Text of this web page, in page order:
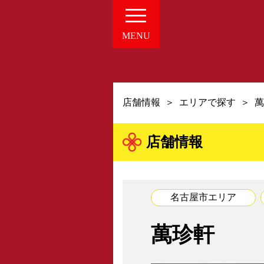
MENU
組合概要
・概要
店舗情報 エリアで探す
店舗情報
名古屋市エリア
萬珍軒